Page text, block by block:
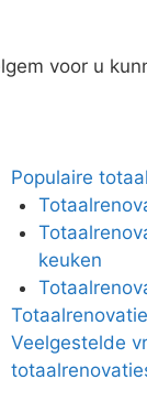
voor u
Populaire
keuken
Veelgestelde